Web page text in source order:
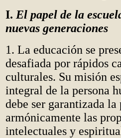
I. El papel de la
nuevas generaciones
1. La educación se
desafiada por rápidos
culturales. Su misión
integral de la persona
debe ser garantizada
armónicamente las
intelectuales y